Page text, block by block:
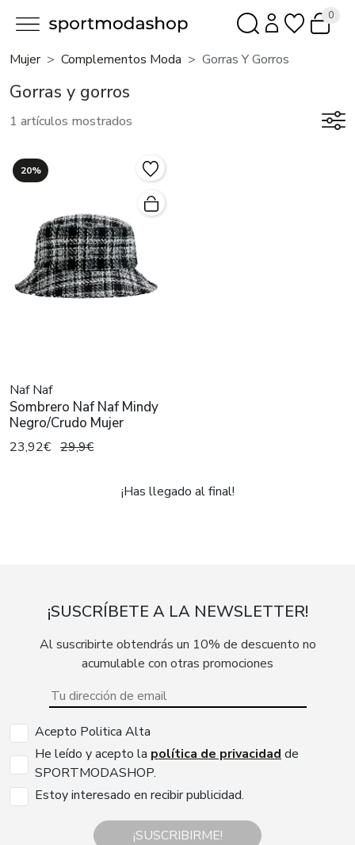
0
Mujer Complementos Moda Gorras Y Gorros
Gorras y gorros
1 artículos mostrados
20%
Naf Naf
Sombrero Naf Naf Mindy
Negro/Crudo Mujer
23,92€ 29,9€
¡Has llegado al final!
¡SUSCRÍBETE A LA NEWSLETTER!
Al suscribirte obtendrás un 10% de descuento no
acumulable con otras promociones
Acepto Politica Alta
He leído y acepto la política de privacidad de
SPORTMODASHOP.
Estoy interesado en recibir publicidad.
¡SUSCRIBIRME!